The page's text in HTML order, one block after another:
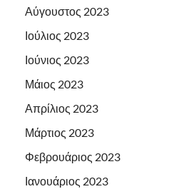
Αύγουστος 2023
Ιούλιος 2023
Ιούνιος 2023
Μάιος 2023
Απρίλιος 2023
Μάρτιος 2023
Φεβρουάριος 2023
Ιανουάριος 2023